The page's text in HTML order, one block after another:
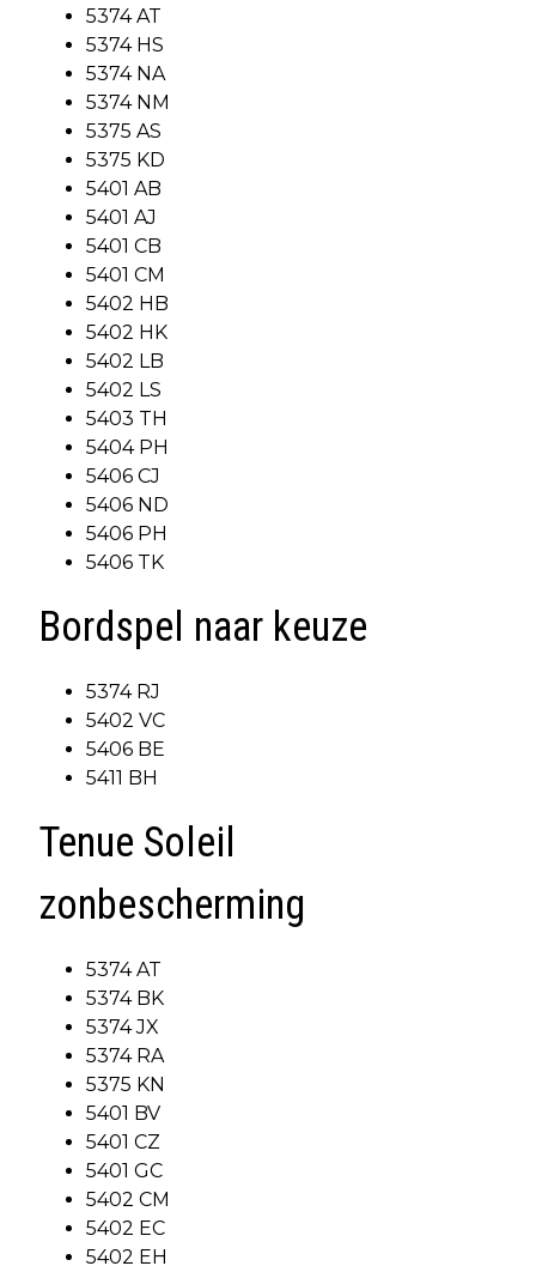
5374 AT
5374 HS
5374 NA
5374 NM
5375 AS
5375 KD
5401 AB
5401 AJ
5401 CB
5401 CM
5402 HB
5402 HK
5402 LB
5402 LS
5403 TH
5404 PH
5406 CJ
5406 ND
5406 PH
5406 TK
Bordspel naar keuze
5374 RJ
5402 VC
5406 BE
5411 BH
Tenue Soleil
zonbescherming
5374 AT
5374 BK
5374 JX
5374 RA
5375 KN
5401 BV
5401 CZ
5401 GC
5402 CM
5402 EC
5402 EH